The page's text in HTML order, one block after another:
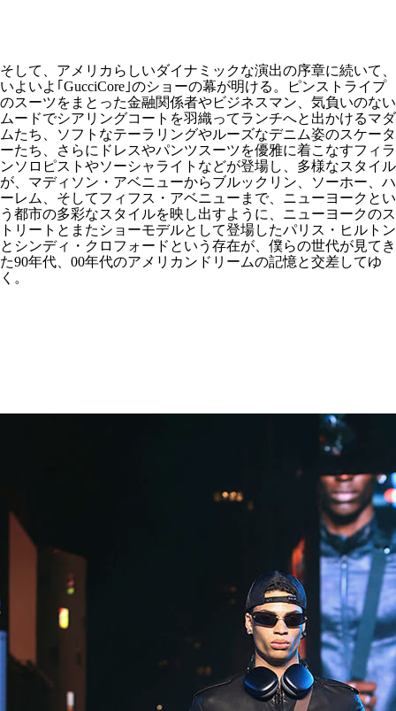
そして、アメリカらしいダイナミックな演出の序章に続いて、
いよいよ｢GucciCore｣のショーの幕が明ける。ピンストライプ
のスーツをまとった金融関係者やビジネスマン、気負いのない
ムードでシアリングコートを羽織ってランチへと出かけるマダ
ムたち、ソフトなテーラリングやルーズなデニム姿のスケータ
ーたち、さらにドレスやパンツスーツを優雅に着こなすフィラ
ンソロピストやソーシャライトなどが登場し、多様なスタイル
が、マディソン・アベニューからブルックリン、ソーホー、ハ
ーレム、そしてフィフス・アベニューまで、ニューヨークとい
う都市の多彩なスタイルを映し出すように、ニューヨークのス
トリートとまたショーモデルとして登場したパリス・ヒルトン
とシンディ・クロフォードという存在が、僕らの世代が見てき
た90年代、00年代のアメリカンドリームの記憶と交差してゆ
く。